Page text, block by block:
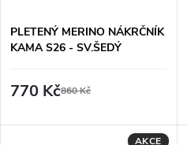
PLETENÝ MERINO NÁKRČNÍK
KAMA S26 - SV.ŠEDÝ
770 Kč860 Kč
AKCE